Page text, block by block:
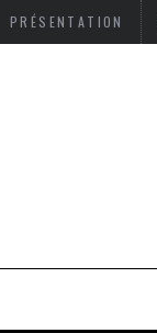
PRÉSENTATION